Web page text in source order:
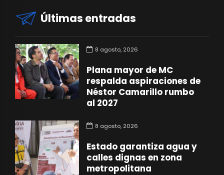
Últimas entradas
8 agosto, 2026
Plana mayor de MC
respalda aspiraciones de
Néstor Camarillo rumbo
al 2027
8 agosto, 2026
Estado garantiza agua y
calles dignas en zona
metropolitana